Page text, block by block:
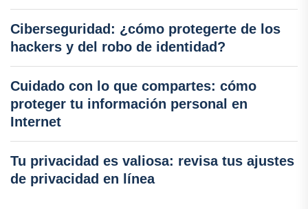
Ciberseguridad: ¿cómo protegerte de los
hackers y del robo de identidad?
Cuidado con lo que compartes: cómo
proteger tu información personal en
Internet
Tu privacidad es valiosa: revisa tus ajustes
de privacidad en línea